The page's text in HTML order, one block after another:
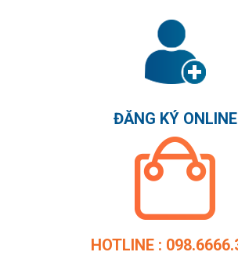
ĐĂNG KÝ ONLINE
HOTLINE :